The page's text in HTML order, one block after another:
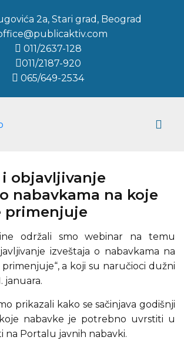
2a, Stari grad, Beograd
011/2637-128
011/2187-920
065/649-2534
objavljivanje
nabavkama na koje
primenjuje
održali smo webinar na temu
izveštaja o nabavkama na
primenjuje“, a koji su naručioci dužni
januara.
prikazali kako se sačinjava godišnji
nabavke je potrebno uvrstiti u
na Portalu javnih nabavki.